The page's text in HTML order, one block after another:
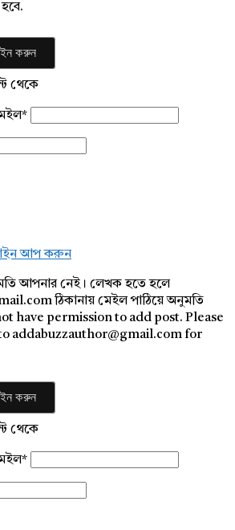
করুন
থেকে
*
আপ করুন
আপনার নেই। লেখক হতে হলে
ঠিকানায় মেইল পাঠিয়ে অনুমতি
have permission to add post. Please
addabuzzauthor@gmail.com for
করুন
থেকে
*